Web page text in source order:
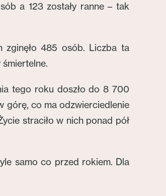
a 123 zostały ranne – tak
zginęło 485 osób. Liczba ta
tego roku doszło do 8 700
górę, co ma odzwierciedlenie
straciło w nich ponad pół
samo co przed rokiem. Dla